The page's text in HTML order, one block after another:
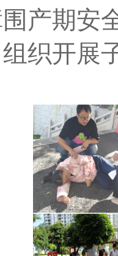
产期安
织开展